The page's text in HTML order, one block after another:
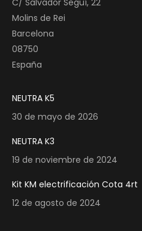
C/ Salvador Seguí, 22
Molins de Rei
Barcelona
08750
España
NEUTRA K5
30 de mayo de 2026
NEUTRA K3
19 de noviembre de 2024
Kit KM electrificación Cota 4rt
12 de agosto de 2024